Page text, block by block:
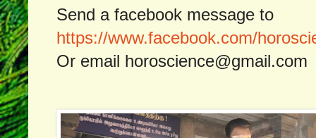
Send a facebook message to
https://www.facebook.com/
Or email horoscience@gmail.com